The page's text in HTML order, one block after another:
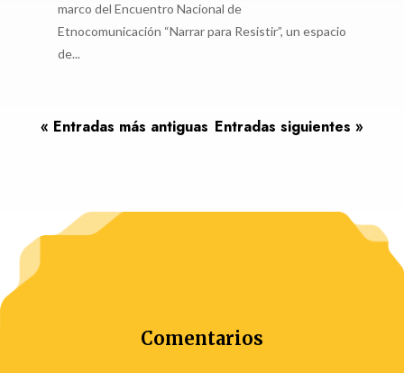
marco del Encuentro Nacional de
Etnocomunicación “Narrar para Resistir”, un espacio
de...
« Entradas más antiguas Entradas siguientes »
Comentarios